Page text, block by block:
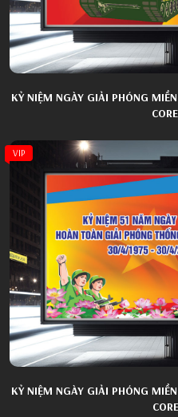
KỶ NIỆM NGÀY GIẢI PHÓNG
VIP
KỶ NIỆM NGÀY GIẢI PHÓNG